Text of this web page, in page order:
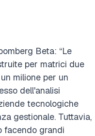
Beta: “Le
per matrici due
milione per un
dell'analisi
tecnologiche
gestionale. Tuttavia,
facendo grandi